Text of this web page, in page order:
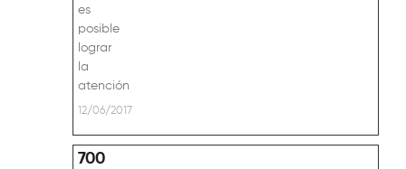
es
posible
lograr
la
atención
12/06/2017
700